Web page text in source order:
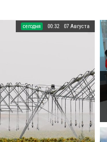
cегодня 00:3207 Августа